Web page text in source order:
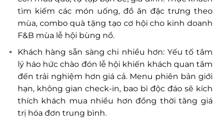
tìm kiếm các món uống, đồ ăn đặc trưng theo
mùa, combo quà tặng tạo cơ hội cho kinh doanh
F&B mùa lễ hội bùng nổ.
Khách hàng sẵn sàng chi nhiều hơn: Yếu tố tâm
lý háo hức chào đón lễ hội khiến khách quan tâm
đến trải nghiệm hơn giá cả. Menu phiên bản giới
hạn, không gian check-in, bao bì độc đáo sẽ kích
thích khách mua nhiều hơn đồng thời tăng giá
trị hóa đơn trung bình.